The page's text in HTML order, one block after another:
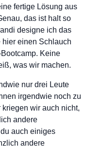
fertige Lösung aus
das ist halt so
designe ich das
hier einen Schlauch
Keine
was wir machen.
nur drei Leute
irgendwie noch zu
kriegen wir auch nicht,
andere
auch einiges
andere